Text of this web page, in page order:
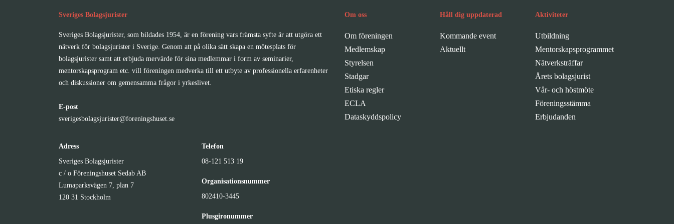
Sveriges Bolagsjurister
Sveriges Bolagsjurister, som bildades 1954, är en förening vars främsta syfte är att utgöra ett
nätverk för bolagsjurister i Sverige. Genom att på olika sätt skapa en mötesplats för
bolagsjurister samt att erbjuda mervärde för sina medlemmar i form av seminarier,
mentorskapsprogram etc. vill föreningen medverka till ett utbyte av professionella erfarenheter
och diskussioner om gemensamma frågor i yrkeslivet.
E-post
sverigesbolagsjurister@foreningshuset.se
Adress
Sveriges Bolagsjurister
c / o Föreningshuset Sedab AB
Lumaparksvägen 7, plan 7
120 31 Stockholm
Telefon
08-121 513 19
Organisationsnummer
802410-3445
Plusgironummer
Om oss
Om föreningen
Medlemskap
Styrelsen
Stadgar
Etiska regler
ECLA
Dataskyddspolicy
Håll dig uppdaterad
Kommande event
Aktuellt
Aktiviteter
Utbildning
Mentorskapsprogrammet
Nätverksträffar
Årets bolagsjurist
Vår- och höstmöte
Föreningsstämma
Erbjudanden